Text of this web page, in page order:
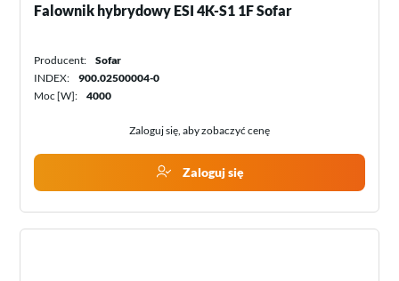
Falownik hybrydowy ESI 4K-S1 1F Sofar
Producent:
Sofar
INDEX:
900.02500004-0
Moc [W]:
4000
Zaloguj się, aby zobaczyć cenę
Zaloguj się